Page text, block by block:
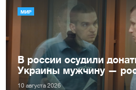
МИР
В россии осудили
Украины мужчину —
10 августа 2026